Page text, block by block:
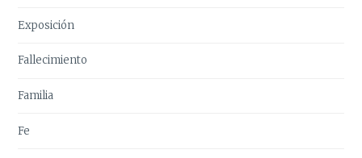
Exposición
Fallecimiento
Familia
Fe